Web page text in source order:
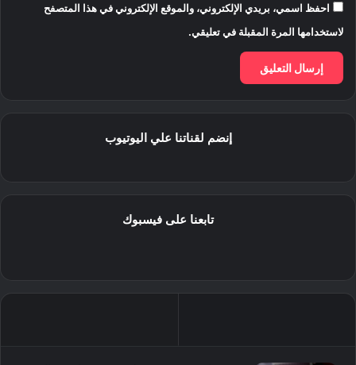
احفظ اسمي، بريدي الإلكتروني، والموقع الإلكتروني في هذا المتصفح
لاستخدامها المرة المقبلة في تعليقي.
إنضم لقناتنا علي اليوتيوب
تابعنا على فيسبوك